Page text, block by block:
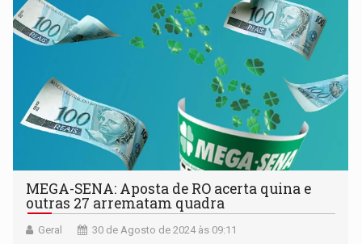
MEGA-SENA: Aposta de RO acerta quina e
outras 27 arrematam quadra
Geral 30 de Agosto de 2024 às 09:11